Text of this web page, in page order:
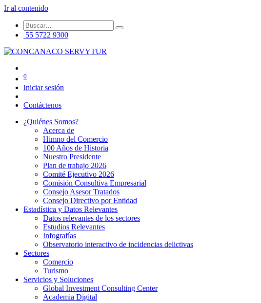
Ir al contenido
55 5722 9300
0
Iniciar sesión
Contáctenos
¿Quiénes Somos?
Acerca de
Himno del Comercio
100 Años de Historia
Nuestro Presidente
Plan de trabajo 2026
Comité Ejecutivo 2026
Comisión Consultiva Empresarial
Consejo Asesor Tratados
Consejo Directivo por Entidad
Estadística y Datos Relevantes
Datos relevantes de los sectores
Estudios Relevantes
Infografías
Observatorio interactivo de incidencias delictivas
Sectores
Comercio
Turismo
Servicios y Soluciones
Global Investment Consulting Center
Academia Digital